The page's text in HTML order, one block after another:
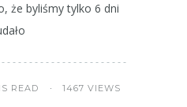
że byliśmy tylko 6 dni
READ 1467 VIEWS